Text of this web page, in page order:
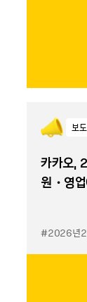
보
카카오,
원・영
#2026년2